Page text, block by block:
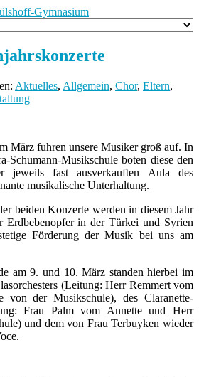
Aktuelles, Allgemein, Chor, Eltern,
März fuhren unsere Musiker groß auf. In
Schumann-Musikschule boten diese den
jeweils fast ausverkauften Aula des
musikalische Unterhaltung.
beiden Konzerte werden in diesem Jahr
Erdbebenopfer in der Türkei und Syrien
Förderung der Musik bei uns am
am 9. und 10. März standen hierbei im
(Leitung: Herr Remmert vom
von der Musikschule), des Claranette-
Frau Palm vom Annette und Herr
und dem von Frau Terbuyken wieder